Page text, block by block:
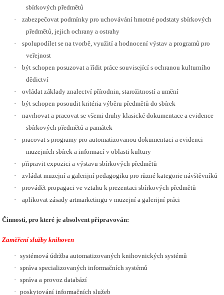
sbírkových předmětů
·
zabezpečovat podmínky pro uchovávání hmotné podstaty sbírkových
předmětů, jejich ochrany a ostrahy
·
spolupodílet se na tvorbě, využití a hodnocení výstav a programů pro
veřejnost
·
být schopen posuzovat a řídit práce související s ochranou kulturního
dědictví
·
ovládat základy znalectví přírodnin, starožitností a umění
·
být schopen posoudit kritéria výběru předmětů do sbírek
·
navrhovat a pracovat se všemi druhy klasické dokumentace a evidence
sbírkových předmětů a památek
·
pracovat s programy pro automatizovanou dokumentaci a evidenci
muzejních sbírek a informací v oblasti kultury
·
připravit expozici a výstavu sbírkových předmětů
·
zvládat muzejní a galerijní pedagogiku pro různé kategorie návštěvníků
·
provádět propagaci ve vztahu k prezentaci sbírkových předmětů
·
aplikovat zásady artmarketingu v muzejní a galerijní práci
Činnosti, pro které je absolvent připravován:
Zaměření služby knihoven
· systémová údržba automatizovaných knihovnických systémů
· správa specializovaných informačních systémů
· správa a provoz databází
· poskytování informačních služeb